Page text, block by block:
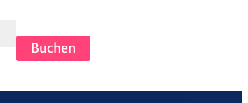
Buchen